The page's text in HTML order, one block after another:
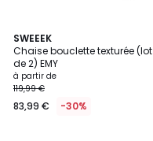
SWEEEK
Chaise bouclette texturée (lot
de 2) EMY
à partir de
119,99 €
83,99 € -30%
2,8
/ 5
5
Couleurs